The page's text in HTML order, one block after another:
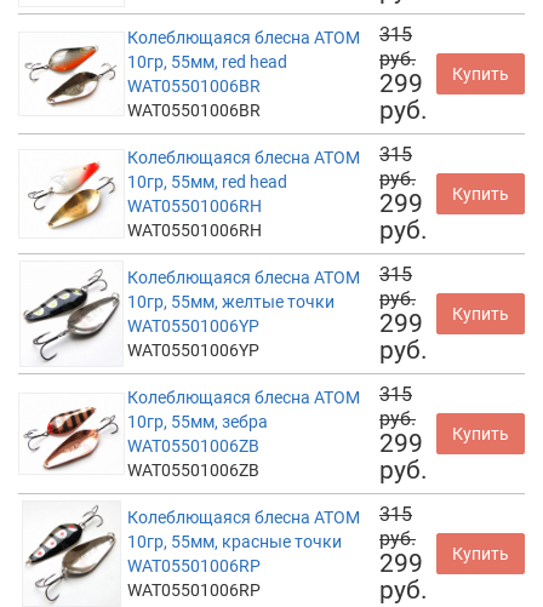
Колеблющаяся блесна АТОМ
10гр, 55мм, red head
WAT05501006BR
WAT05501006BR
315
руб.
299
руб.
Купить
Колеблющаяся блесна АТОМ
10гр, 55мм, red head
WAT05501006RH
WAT05501006RH
315
руб.
299
руб.
Купить
Колеблющаяся блесна АТОМ
10гр, 55мм, желтые точки
WAT05501006YP
WAT05501006YP
315
руб.
299
руб.
Купить
Колеблющаяся блесна АТОМ
10гр, 55мм, зебра
WAT05501006ZB
WAT05501006ZB
315
руб.
299
руб.
Купить
Колеблющаяся блесна АТОМ
10гр, 55мм, красные точки
WAT05501006RP
WAT05501006RP
315
руб.
299
руб.
Купить